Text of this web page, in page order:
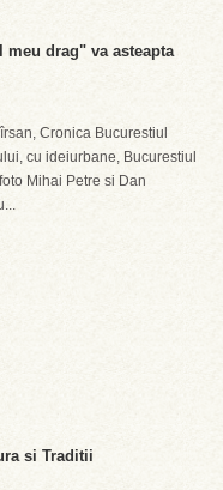
meu drag" va asteapta
Cronica Bucurestiul
cu ideiurbane, Bucurestiul
Mihai Petre si Dan
si Traditii